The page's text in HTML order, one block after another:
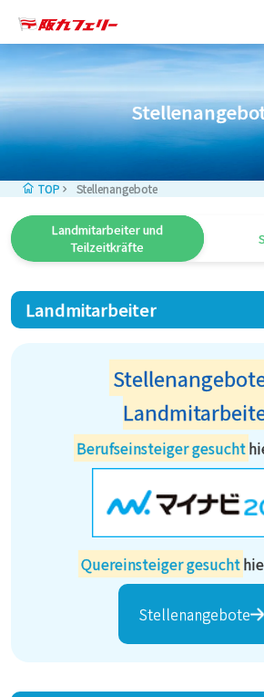
TOP Stellenangebote
Landmitarbeiter und
Teilzeitkräfte
Landmitarbeiter
Berufseinsteiger gesucht
Quereinsteiger gesucht
Stellenangebote